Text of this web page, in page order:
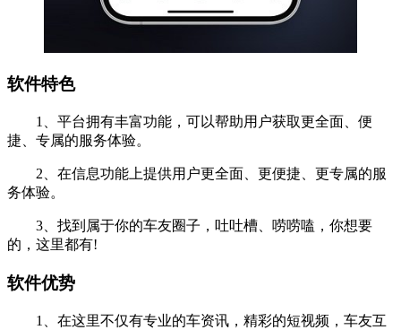
软件特色
1、平台拥有丰富功能，可以帮助用户获取更全面、便
捷、专属的服务体验。
2、在信息功能上提供用户更全面、更便捷、更专属的服
务体验。
3、找到属于你的车友圈子，吐吐槽、唠唠嗑，你想要
的，这里都有!
软件优势
1、在这里不仅有专业的车资讯，精彩的短视频，车友互